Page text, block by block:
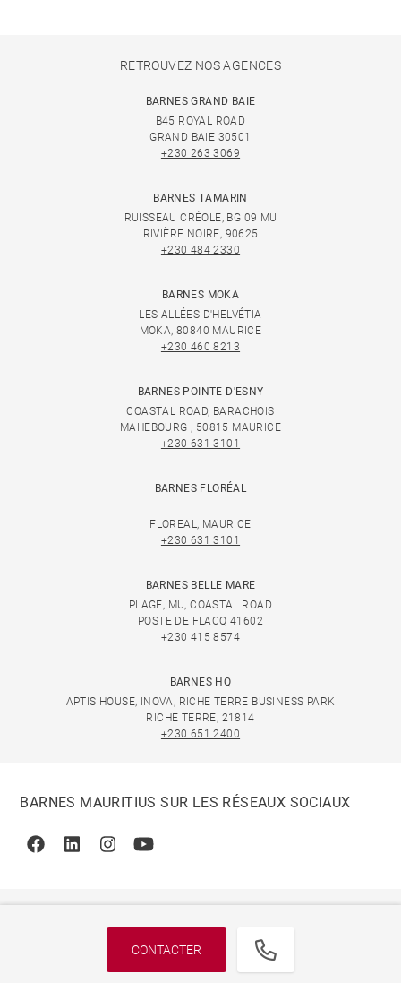
CONTACTER
RETROUVEZ NOS AGENCES
BARNES GRAND BAIE
B45 ROYAL ROAD
GRAND BAIE 30501
+230 263 3069
BARNES TAMARIN
RUISSEAU CRÉOLE, BG 09 MU
RIVIÈRE NOIRE, 90625
+230 484 2330
BARNES MOKA
LES ALLÉES D'HELVÉTIA
MOKA, 80840 MAURICE
+230 460 8213
BARNES POINTE D'ESNY
COASTAL ROAD, BARACHOIS
MAHEBOURG , 50815 MAURICE
+230 631 3101
BARNES FLORÉAL
FLOREAL, MAURICE
+230 631 3101
BARNES BELLE MARE
PLAGE, MU, COASTAL ROAD
POSTE DE FLACQ 41602
+230 415 8574
BARNES HQ
APTIS HOUSE, INOVA, RICHE TERRE BUSINESS PARK
RICHE TERRE, 21814
+230 651 2400
BARNES MAURITIUS SUR LES RÉSEAUX SOCIAUX
FacebookLinkedinInstagramYoutube
© 2026 BARNES, INTERNATIONAL REALTY - BARNES
INTERNATIONAL